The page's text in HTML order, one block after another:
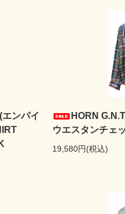
ンパイ
HORN
ウエスタンチ
19,580円(税込)